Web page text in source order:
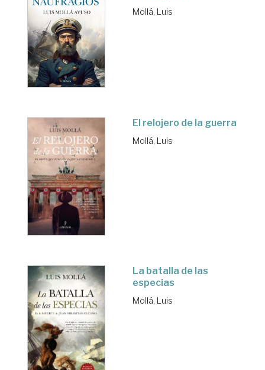
Mollá, Luis
El relojero de la guerra
Mollá, Luis
La batalla de las
especias
Mollá, Luis